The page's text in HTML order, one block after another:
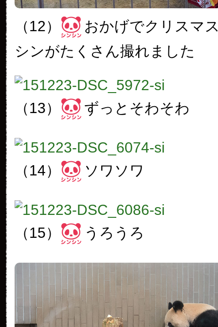
（12）
おかげでクリスマ
シンがたくさん撮れました
（13） ずっとそわそわ
（14） ソワソワ
（15） うろうろ